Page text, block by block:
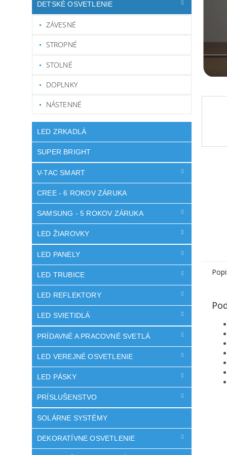
DETSKÉ OSVETLENIE
ZÁVESNÉ
STROPNÉ
STOLNÉ
DOPLNKY
NÁSTENNÉ
LED ZRKADLÁ
SUPER BRIGHT
V-TAC SMART
CREE - 6 ROKOV ZÁRUKA
SAMSUNG - 5 ROKOV ZÁRUKA
LED ŽIAROVKY
LED PANELY
LED TRUBICE
LED REFLEKTORY
LED SVIETIDLÁ
PRÍDAVNÉ A PRACOVNÉ SVETLÁ
LED VEREJNÉ OSVETLENIE
LED PÁSKY
PRÍSLUŠENSTVO
SOLÁRNE SYSTÉMY
DEKORATÍVNE OSVETLENIE